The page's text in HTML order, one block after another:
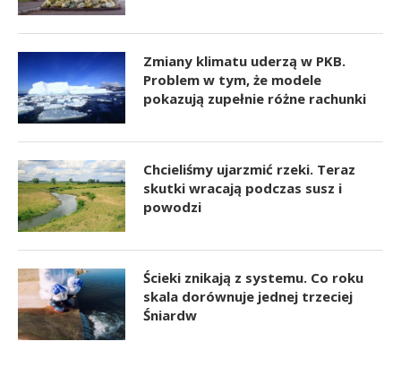
Zmiany klimatu uderzą w PKB.
Problem w tym, że modele
pokazują zupełnie różne rachunki
Chcieliśmy ujarzmić rzeki. Teraz
skutki wracają podczas susz i
powodzi
Ścieki znikają z systemu. Co roku
skala dorównuje jednej trzeciej
Śniardw